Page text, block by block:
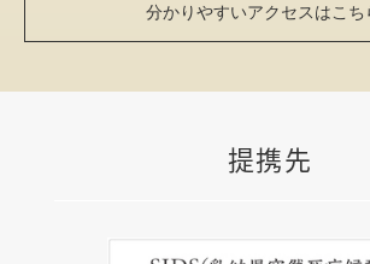
分かりやすいアクセスはこち
提携先